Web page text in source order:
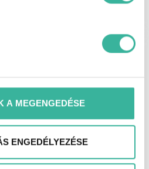
A MEGENGEDÉSE
ENGEDÉLYEZÉSE
vásárolnék